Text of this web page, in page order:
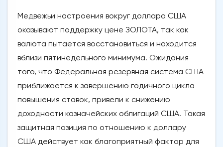
Медвежьи настроения вокруг доллара США
оказывают поддержку цене ЗОЛОТА, так как
валюта пытается восстановиться и находится
вблизи пятинедельного минимума. Ожидания
того, что Федеральная резервная система США
приближается к завершению годичного цикла
повышения ставок, привели к снижению
доходности казначейских облигаций США. Такая
защитная позиция по отношению к доллару
США действует как благоприятный фактор для